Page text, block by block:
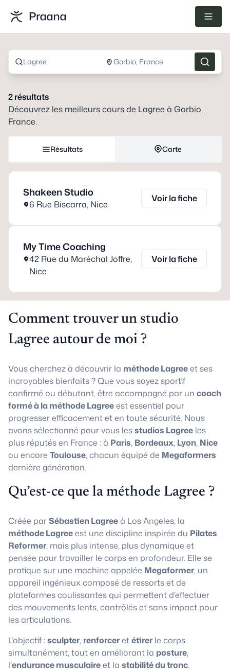
Lagree Gorbio, France
2résultats
Découvrez les meilleurs cours de Lagree à Gorbio,
France.
Résultats Carte
Shakeen Studio
6 Rue Biscarra, Nice
Voir la fiche
My Time Coaching
42 Rue du Maréchal Joffre,
Nice
Voir la fiche
Comment trouver un studio
Lagree autour de moi ?
Vous cherchez à découvrir la méthode Lagreeet ses
incroyables bienfaits ? Que vous soyez sportif
confirmé ou débutant, être accompagné par un coach
formé à la méthode Lagreeest essentiel pour
progresser efficacement et en toute sécurité. Nous
avons sélectionné pour vous lesstudios Lagree les
plus réputés en France : à Paris, Bordeaux, Lyon, Nice
ou encore Toulouse, chacun équipé de Megaformers
dernière génération.
Qu’est-ce que la méthode Lagree ?
Créée parSébastien Lagreeà Los Angeles, la
méthode Lagreeest une discipline inspirée du Pilates
Reformer, mais plus intense, plus dynamique et
pensée pour travailler le corps en profondeur. Elle se
pratique sur une machine appelée Megaformer, un
appareil ingénieux composé de ressorts et de
plateformes coulissantes qui permettent d’effectuer
des mouvements lents, contrôlés et sans impact pour
les articulations.
L’objectif :sculpter, renforceretétirerle corps
simultanément, tout en améliorant la posture,
l’endurance musculaireet la stabilité du tronc.